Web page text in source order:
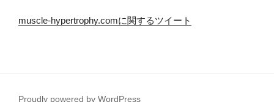
muscle-hypertrophy.comに関するツイート
Proudly powered by WordPress